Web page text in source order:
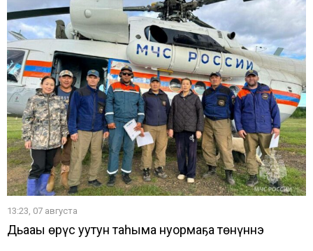
13:23, 07 августа
Дьааҥы өрүс уутун таһыма нуормаҕа төнүннэ